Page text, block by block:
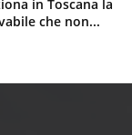
in Toscana la
che non...